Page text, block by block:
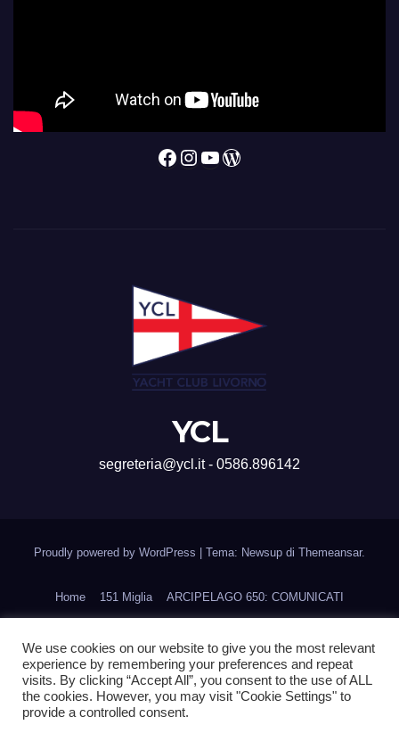
Facebook Instagram YouTube WordPress
YCL
segreteria@ycl.it - 0586.896142
Proudly powered by WordPress Tema: Newsup di Themeansar.
Home 151 Miglia ARCIPELAGO 650: COMUNICATI
La Regata della Accademia Navale Navigare con Gusto
PRENOTA UN ORMEGGIO
We use cookies on our website to give you the most relevant
experience by remembering your preferences and repeat
visits. By clicking “Accept All”, you consent to the use of ALL
the cookies. However, you may visit "Cookie Settings" to
provide a controlled consent.